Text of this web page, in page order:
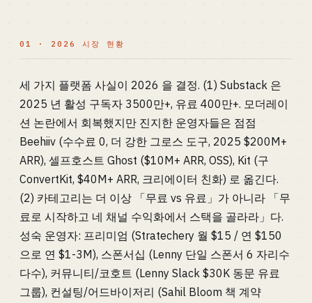
01 · 2026 시장 현황
세 가지 플랫폼 사실이 2026 을 결정. (1) Substack 은
2025 년 활성 구독자 3500만+, 유료 400만+. 모더레이
션 논란에서 회복했지만 진지한 운영자들은 점점
Beehiiv (수수료 0, 더 강한 그로스 도구, 2025 $200M+
ARR), 셀프호스트 Ghost ($10M+ ARR, OSS), Kit (구
ConvertKit, $40M+ ARR, 크리에이터 친화) 로 옮긴다.
(2) 카테고리는 더 이상 「무료 vs 유료」가 아니라 「무
료로 시작하고 네 채널 수익화에서 스택을 골라라」다.
성숙 운영자: 프리미엄 (Stratechery 월 $15 / 연 $150
으로 연 $1-3M), 스폰서십 (Lenny 단일 스폰서 6 자리수
다수), 커뮤니티/코호트 (Lenny Slack $30K 동문 유료
그룹), 컨설팅/어드바이저리 (Sahil Bloom 책 계약